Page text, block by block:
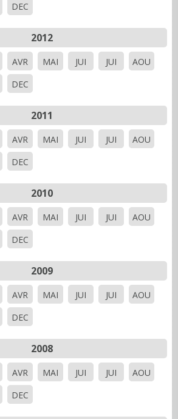
DEC
2012
AVR MAI JUI JUI
AOU
DEC
2011
AVR MAI JUI JUI
AOU
DEC
2010
AVR MAI JUI JUI
AOU
DEC
2009
AVR MAI JUI JUI
AOU
DEC
2008
AVR MAI JUI JUI
AOU
DEC